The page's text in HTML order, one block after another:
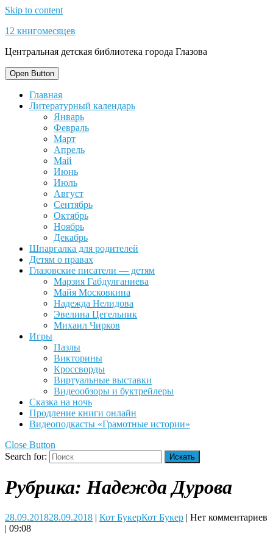
Skip to content
12 книгомесяцев
Центральная детская библиотека города Глазова
Open Button
Главная
Литературный календарь
Январь
Февраль
Март
Апрель
Май
Июнь
Июль
Август
Сентябрь
Октябрь
Ноябрь
Декабрь
Шпаргалка для родителей
Детям о правах
Глазовские писатели — детям
Марзия Габдулганиева
Майя Московкина
Надежда Нелидова
Эвелина Цегельник
Михаил Чирков
Игры
Пазлы
Викторины
Кроссворды
Виртуальные выставки
Видеообзоры и буктрейлеры
Сказка на ночь
Продление книги онлайн
Видеоподкасты «Грамотные истории»
Close Button
Search for:
Рубрика:Надежда Дурова
28.09.201828.09.2018 | Кот БукерКот Букер | Нет комментариев
| 09:08